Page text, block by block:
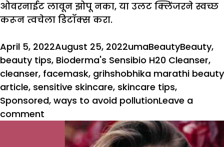
ओवरनाईट लावून झोपू नका, या उलट क्लिंजरने स्वच्छ
करून त्वचेला डिटॉक्स करा.
Posted
on
April 5, 2022August 25, 2022Author
umaCategories
BeautyTags
Beauty,
beauty tips, Bioderma's Sensibio H20 Cleanser,
cleanser, facemask, grihshobhika marathi beauty
article, sensitive skincare, skincare tips,
Sponsored, ways to avoid pollutionLeave a
comment
सेन्सिटिव
त्वचेला